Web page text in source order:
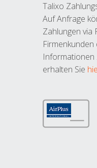
Talixo
Auf Anfrage
Zahlungen via
Informationen
erhalten Sie